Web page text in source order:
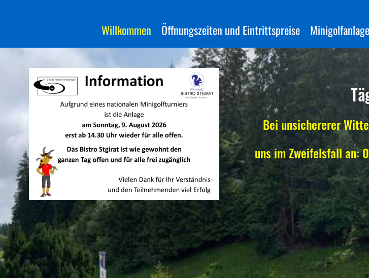
Willkommen Öffnungszeiten und Eintrittspreise Minigolfanlage
Bei unsichererer
uns im Zweifelsfall an: